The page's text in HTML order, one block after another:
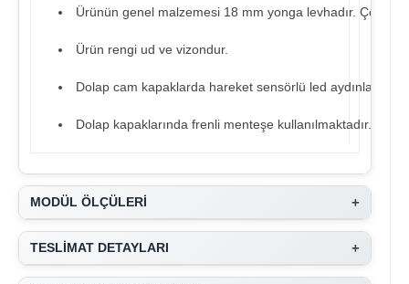
Ürünün genel malzemesi 18 mm yonga levhadır. Çocuk
Ürün rengi ud ve vizondur.
Dolap cam kapaklarda hareket sensörlü led aydınlatma
Dolap kapaklarında frenli menteşe kullanılmaktadır.
MODÜL ÖLÇÜLERİ +
TESLİMAT DETAYLARI +